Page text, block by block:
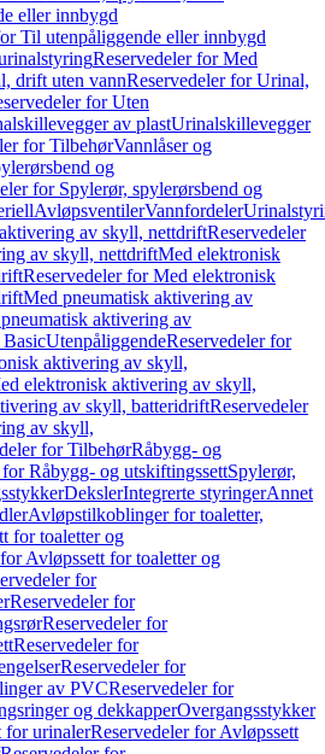
eller innbygd
Til utenpåliggende eller innbygd
Reservedeler for Med
drift uten vannReservedeler for Urinal,
for Uten
av plastUrinalskillevegger
for TilbehørVannlåser og
og
for Spylerør, spylerørsbend og
AvløpsventilerVannfordeler
av skyll, nettdriftReservedeler
av skyll, nettdriftMed elektronisk
Reservedeler for Med elektronisk
Med pneumatisk aktivering av
aktivering av
BasicUtenpåliggendeReservedeler for
aktivering av skyll,
elektronisk aktivering av skyll,
av skyll, batteridriftReservedeler
av skyll,
for TilbehørRåbygg- og
for Råbygg- og utskiftingssettSpylerør,
DekslerIntegrerte styringerAnnet
Avløpstilkoblinger for toaletter,
for toaletter og
Avløpssett for toaletter og
for
Reservedeler for
Reservedeler for
Reservedeler for
Reservedeler for
av PVCReservedeler for
og dekkapperOvergangsstykker
for urinalerReservedeler for Avløpssett